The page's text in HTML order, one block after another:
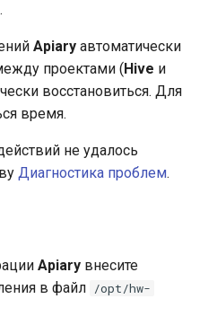
Apiary автоматически
проектами (Hive и
восстановиться. Для
время.
не удалось
Диагностика проблем.
Apiary внесите
в файл /opt/hw-